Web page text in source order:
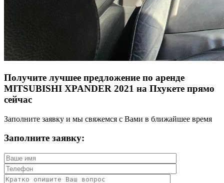
Получите лучшее предложение по аренде
MITSUBISHI XPANDER 2021 на Пхукете прямо
сейчас
Заполните заявку и мы свяжемся с Вами в ближайшее время
Заполните заявку: